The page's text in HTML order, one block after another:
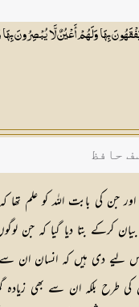
بِهَا وَلَهُمْ أَعْيُنٌ لَّا يُبْصِرُونَ
حافظ
جن کی بابت اللہ کو علم
بتا دیا گیا کہ جن
دی ہیں کہ انسان ان سے
کی طرح بلکہ ان سے بھی